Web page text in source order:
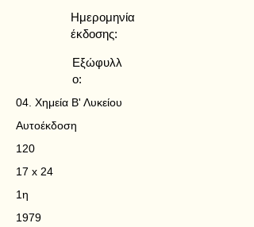
Ημερομηνία
έκδοσης:
Εξώφυλλ
ο:
04. Χημεία Β' Λυκείου
Αυτοέκδοση
120
17 x 24
1η
1979